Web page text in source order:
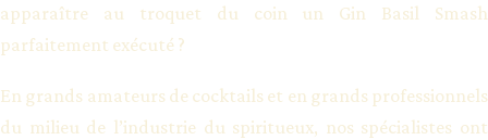
apparaître au troquet du coin un Gin Basil Smash
parfaitement exécuté ?
En grands amateurs de cocktails et en grands professionnels
du milieu de l’industrie du spiritueux, nos spécialistes ont